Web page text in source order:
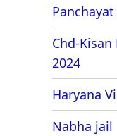
Chd-
2024
Haryana
Nabha jail